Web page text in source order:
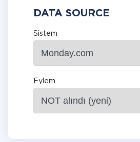
DATA SOURCE
Sistem
Eylem